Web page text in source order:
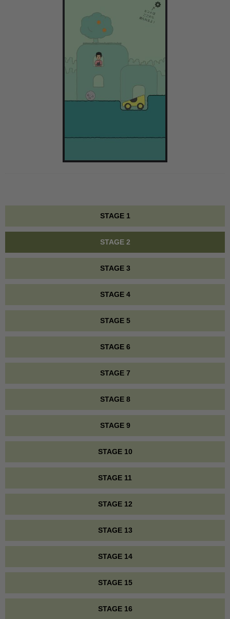
STAGE 1
STAGE 2
STAGE 3
STAGE 4
STAGE 5
STAGE 6
STAGE 7
STAGE 8
STAGE 9
STAGE 10
STAGE 11
STAGE 12
STAGE 13
STAGE 14
STAGE 15
STAGE 16